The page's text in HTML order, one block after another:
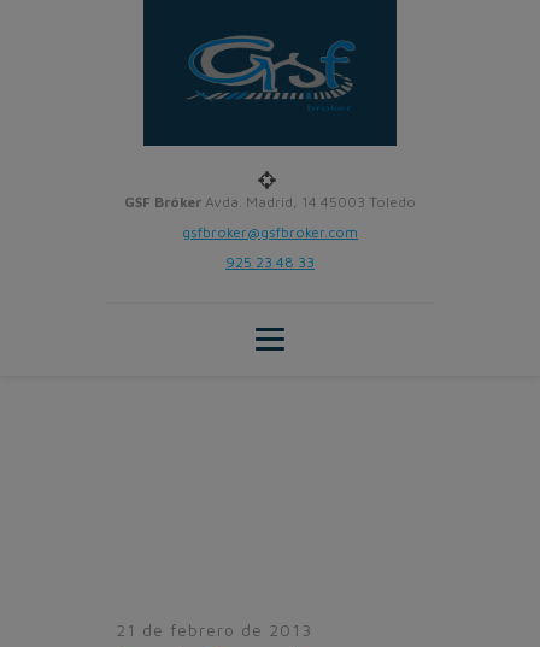
GSF Bróker Avda. Madrid, 14 45003 Toledo
gsfbroker@gsfbroker.com
925 23 48 33
21 de febrero de 2013